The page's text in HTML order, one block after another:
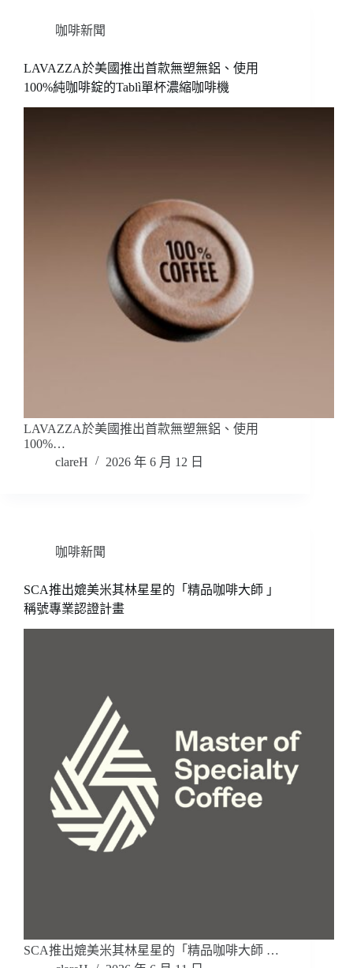
咖啡新聞
LAVAZZA於美國推出首款無塑無鋁、使用
100%純咖啡錠的Tablì單杯濃縮咖啡機
LAVAZZA於美國推出首款無塑無鋁、使用
100%…
clareH
2026 年 6 月 12 日
咖啡新聞
SCA推出媲美米其林星星的「精品咖啡大師 」
稱號專業認證計畫
SCA推出媲美米其林星星的「精品咖啡大師 …